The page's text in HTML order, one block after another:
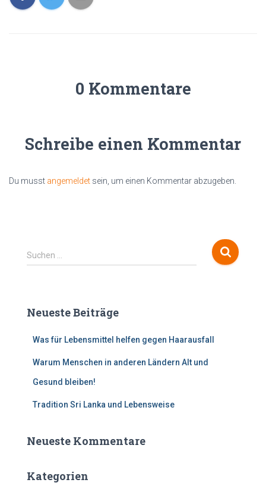
0 Kommentare
Schreibe einen Kommentar
Du musst angemeldet sein, um einen Kommentar abzugeben.
S
u
n
Suchen …
Neueste Beiträge
Was für Lebensmittel helfen gegen Haarausfall
Warum Menschen in anderen Ländern Alt und
Gesund bleiben!
Tradition Sri Lanka und Lebensweise
Neueste Kommentare
Kategorien